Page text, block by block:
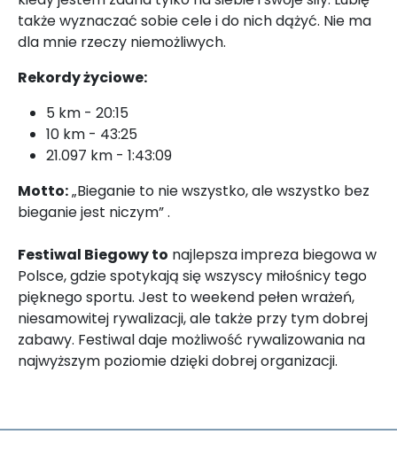
także wyznaczać sobie cele i do nich dążyć. Nie ma
dla mnie rzeczy niemożliwych.
Rekordy życiowe:
5 km - 20:15
10 km - 43:25
21.097 km - 1:43:09
Motto:„Bieganie to nie wszystko, ale wszystko bez
bieganie jest niczym” .
Festiwal Biegowy to najlepsza impreza biegowa w
Polsce, gdzie spotykają się wszyscy miłośnicy tego
pięknego sportu. Jest to weekend pełen wrażeń,
niesamowitej rywalizacji, ale także przy tym dobrej
zabawy. Festiwal daje możliwość rywalizowania na
najwyższym poziomie dzięki dobrej organizacji.